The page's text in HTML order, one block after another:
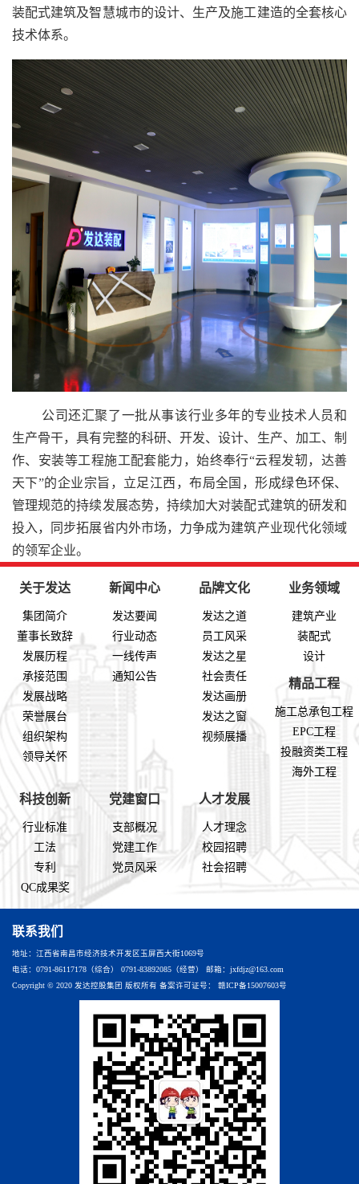
装配式建筑及智慧城市的设计、生产及施工建造的全套核心
技术体系。
公司还汇聚了一批从事该行业多年的专业技术人员和
生产骨干，具有完整的科研、开发、设计、生产、加工、制
作、安装等工程施工配套能力，始终奉行“云程发轫，达善
天下”的企业宗旨，立足江西，布局全国，形成绿色环保、
管理规范的持续发展态势，持续加大对装配式建筑的研发和
投入，同步拓展省内外市场，力争成为建筑产业现代化领域
的领军企业。
关于发达
集团简介
董事长致辞
发展历程
承接范围
发展战略
荣誉展台
组织架构
领导关怀
新闻中心
发达要闻
行业动态
一线传声
通知公告
品牌文化
发达之道
员工风采
发达之星
社会责任
发达画册
发达之窗
视频展播
业务领域
建筑产业
装配式
设计
精品工程
施工总承包工程
EPC工程
投融资类工程
海外工程
科技创新
行业标准
工法
专利
QC成果奖
党建窗口
支部概况
党建工作
党员风采
人才发展
人才理念
校园招聘
社会招聘
联系我们
地址：江西省南昌市经济技术开发区玉屏西大街1069号
电话：0791-86117178（综合） 0791-83892085（经营） 邮箱：jxfdjz@163.com
Copyright © 2020 发达控股集团 版权所有 备案许可证号： 赣ICP备15007603号